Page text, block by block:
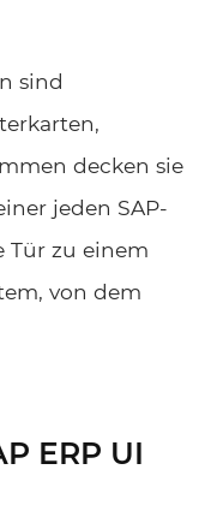
sind
decken sie
jeden SAP-
Tür zu einem
von dem
ERP UI